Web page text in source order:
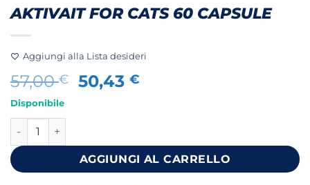
AKTIVAIT FOR CATS 60 CAPSULE
Aggiungi alla Lista desideri
57,00€
Il
57,00 €.
50,43€
50,43 €.
Disponibile
AKTIVAIT FOR CATS 60 CAPSULE quantità
AGGIUNGI AL CARRELLO